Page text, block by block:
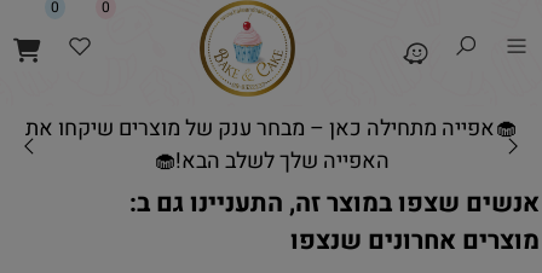
🧁אפייה מתחילה כאן – מבחר ענק של מוצרים שיקחו את
האפייה שלך לשלב הבא!🧁
0 0
אנשים שצפו במוצר זה, התעניינו גם ב:
מוצרים אחרונים שנצפו